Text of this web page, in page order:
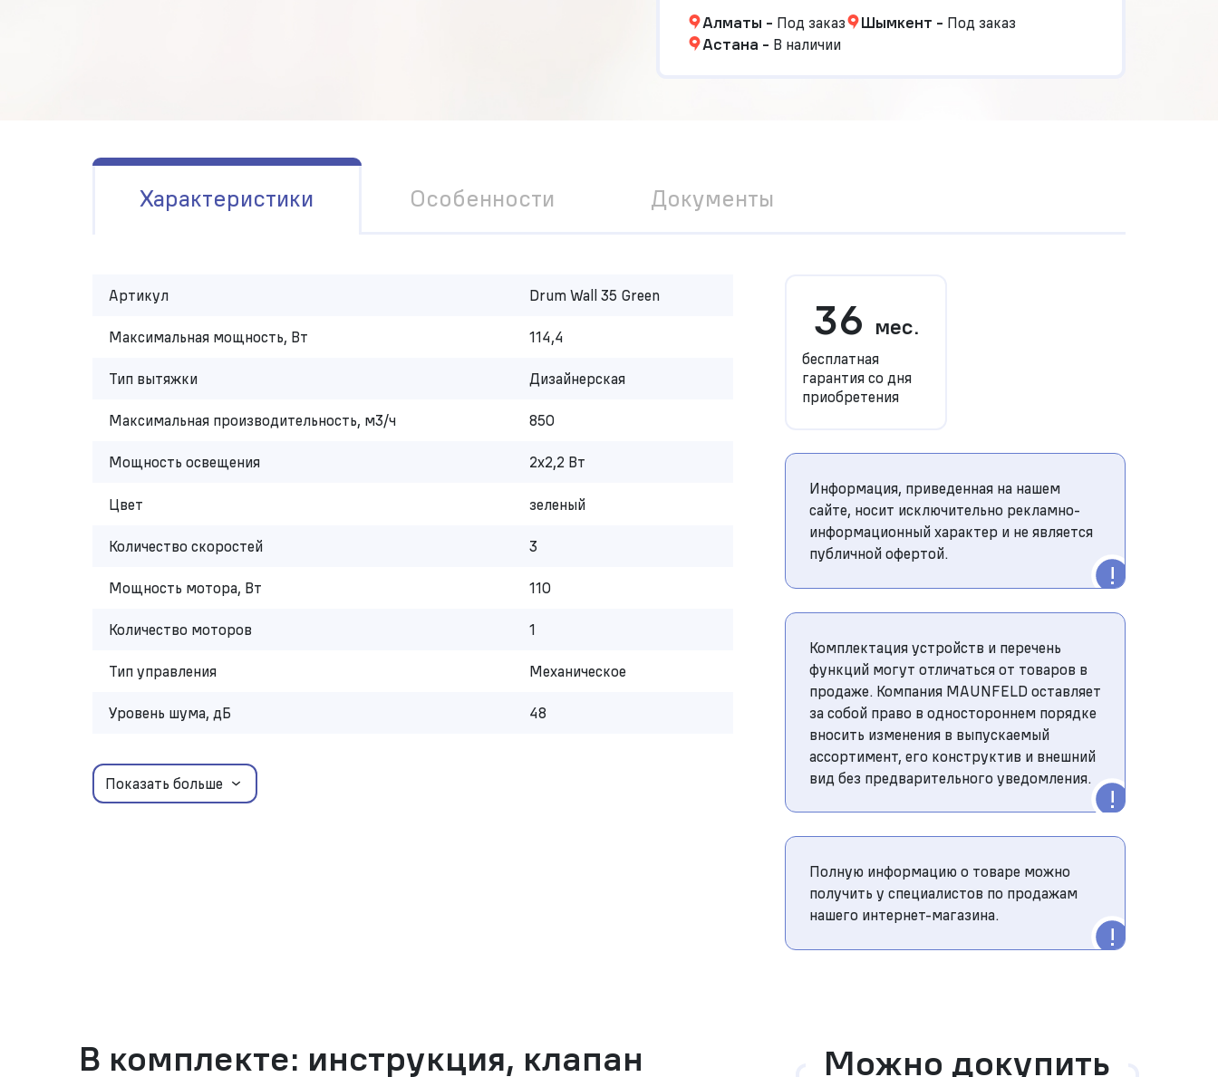
Алматы - Под заказ Шымкент - Под заказ
Астана - В наличии
Характеристики Особенности Документы
Артикул Drum Wall 35 Green
Максимальная мощность, Вт 114,4
Тип вытяжки Дизайнерская
Максимальная производительность, м3/ч 850
Мощность освещения 2х2,2 Вт
Цвет зеленый
Количество скоростей 3
Мощность мотора, Вт 110
Количество моторов 1
Тип управления Механическое
Уровень шума, дБ 48
Показать больше
36 мес.
бесплатная
гарантия со дня
приобретения
Информация, приведенная на нашем
сайте, носит исключительно рекламно-
информационный характер и не является
публичной офертой.
Комплектация устройств и перечень
функций могут отличаться от товаров в
продаже. Компания MAUNFELD оставляет
за собой право в одностороннем порядке
вносить изменения в выпускаемый
ассортимент, его конструктив и внешний
вид без предварительного уведомления.
Полную информацию о товаре можно
получить у специалистов по продажам
нашего интернет-магазина.
В комплекте: инструкция, клапан
Можно докупить